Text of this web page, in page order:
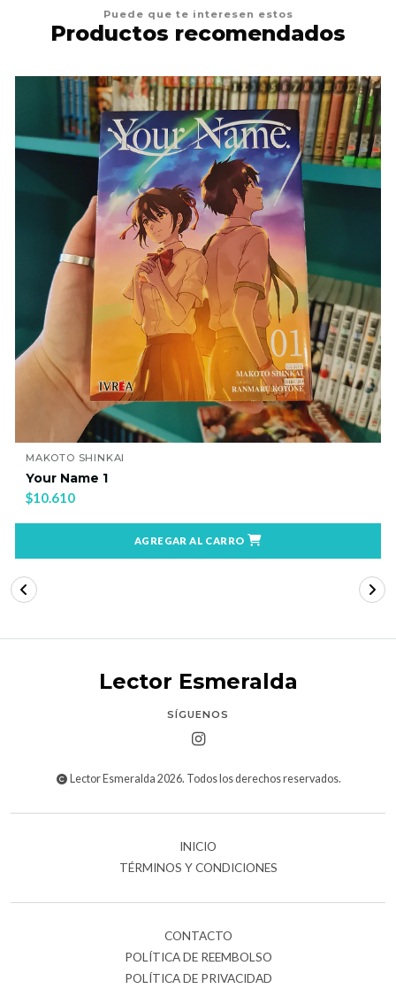
Puede que te interesen estos
Productos recomendados
MAKOTO SHINKAI
Your Name 1
$10.610
AGREGAR AL CARRO
Lector Esmeralda
SÍGUENOS
Lector Esmeralda 2026. Todos los derechos reservados.
INICIO
TÉRMINOS Y CONDICIONES
CONTACTO
POLÍTICA DE REEMBOLSO
POLÍTICA DE PRIVACIDAD